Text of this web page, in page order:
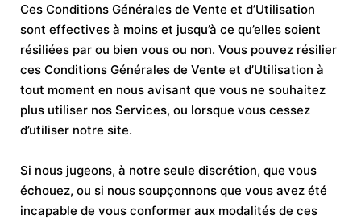
Ces Conditions Générales de Vente et d’Utilisation
sont effectives à moins et jusqu’à ce qu’elles soient
résiliées par ou bien vous ou non. Vous pouvez résilier
ces Conditions Générales de Vente et d’Utilisation à
tout moment en nous avisant que vous ne souhaitez
plus utiliser nos Services, ou lorsque vous cessez
d’utiliser notre site.
Si nous jugeons, à notre seule discrétion, que vous
échouez, ou si nous soupçonnons que vous avez été
incapable de vous conformer aux modalités de ces